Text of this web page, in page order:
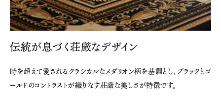
伝統が息づく荘厳なデザイン
時を超えて愛されるクラシカルなメダリオン柄を基調とし、ブラックとゴ
ールドのコントラストが織りなす荘厳な美しさが特徴です。